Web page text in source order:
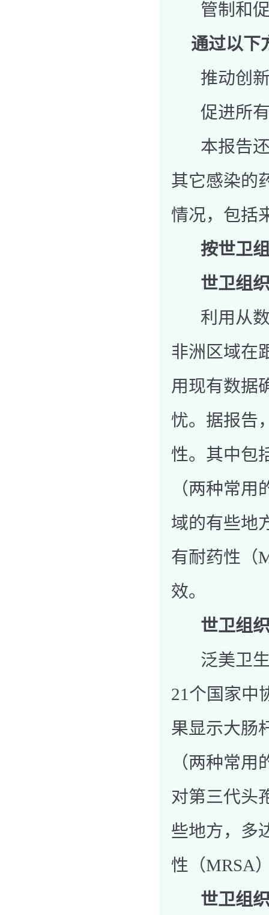
管制和促
通过以下
推动创新
促进所有
本报告还
其它感染的
情况，包括
按世卫
世卫组织
利用从数
非洲区域在
用现有数据
忧。据报告
性。其中包
（两种常
域的有些地
有耐药性（
效。
世卫组
泛美卫生
21个国家中
果显示大肠
（两种常
对第三代头
些地方，多
性（MRSA
世卫组